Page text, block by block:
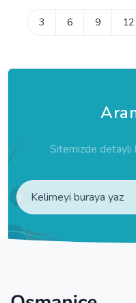
3 6 9 12
Sitemizde detaylı